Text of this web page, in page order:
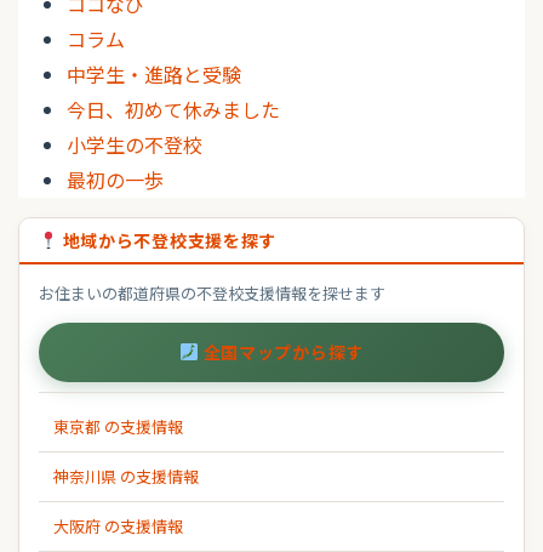
コラム
中学生・進路と受験
今日、初めて休みました
小学生の不登校
最初の一歩
地域から不登校支援を探す
お住まいの都道府県の不登校支援情報を探せます
全国マップから探す
東京都 の支援情報
神奈川県 の支援情報
大阪府 の支援情報